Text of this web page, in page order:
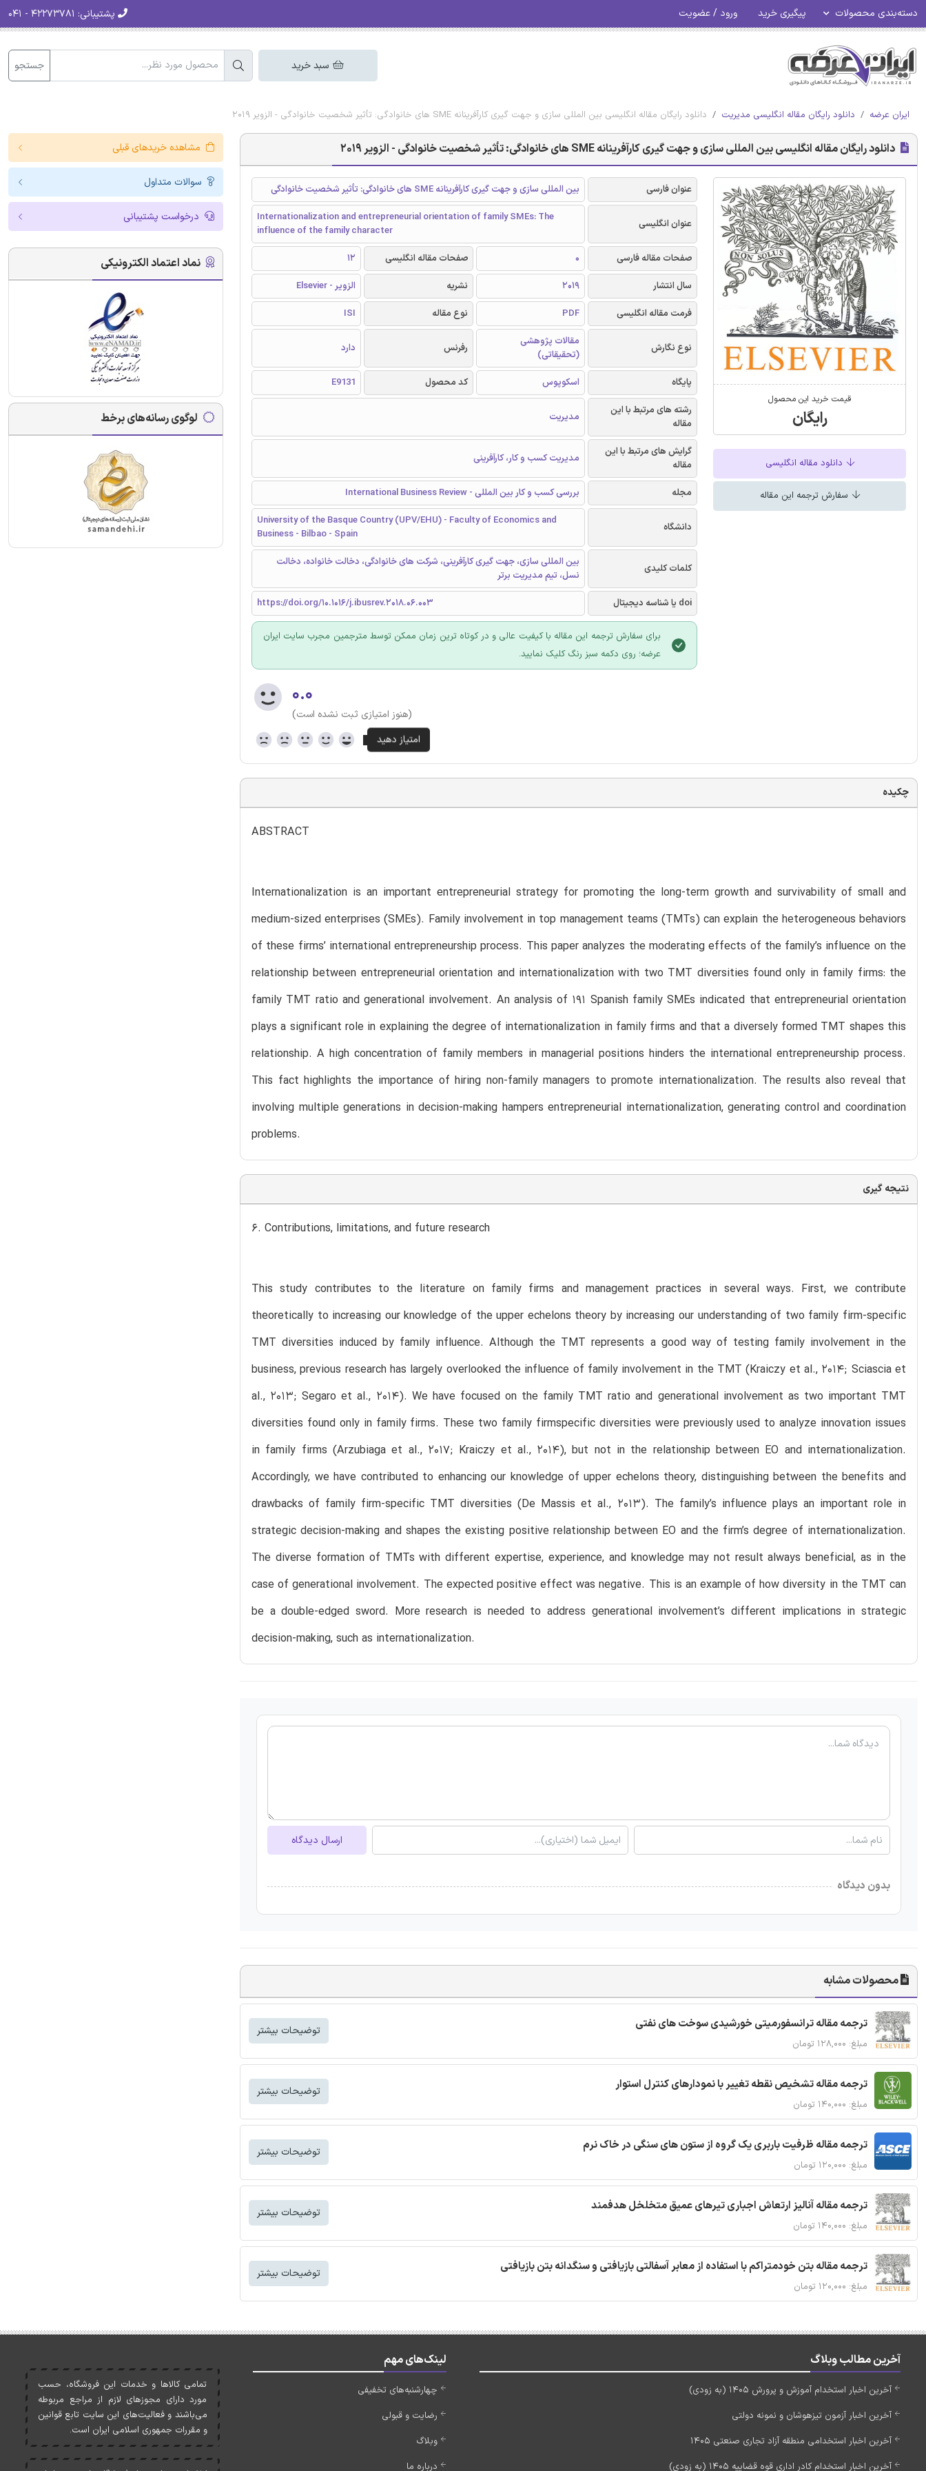
دسته‌بندی محصولات پیگیری خرید ورود / عضویت پشتیبانی:
سبد خرید جستجو
ایران عرضه دانلود رایگان مقاله انگلیسی مدیریت دانلود رایگان مقاله انگلیسی بین المللی سازی و جهت گیری کارآفرینانه SME های خانوادگی: تأثیر شخصیت خانوادگی - الزویر 2019
دانلود رایگان مقاله انگلیسی بین المللی سازی و جهت گیری کارآفرینانه SME های خانوادگی: تأثیر شخصیت خانوادگی - الزویر 2019
قیمت خرید این محصول
رایگان
دانلود مقاله انگلیسی
سفارش ترجمه این مقاله
عنوان فارسی بین المللی سازی و جهت گیری کارآفرینانه SME های خانوادگی: تأثیر شخصیت خانوادگی
عنوان انگلیسی
Internationalization and entrepreneurial orientation of family SMEs: The
influence of the family character
صفحات مقاله فارسی
0 صفحات مقاله انگلیسی
12
سال انتشار
2019 نشریه
الزویر - Elsevier
فرمت مقاله انگلیسی
PDF نوع مقاله ISI
نوع نگارش
مقالات پژوهشی
(تحقیقاتی)
رفرنس دارد
پایگاه اسکوپوس کد محصول
E9131
رشته های مرتبط با این
مقاله
مدیریت
گرایش های مرتبط با این
مقاله
مدیریت کسب و کار، کارآفرینی
مجله بررسی کسب و کار بین المللی - International Business Review
دانشگاه
University of the Basque Country (UPV/EHU) - Faculty of Economics and
Business - Bilbao - Spain
کلمات کلیدی
بین المللی سازی، جهت گیری کارآفرینی، شرکت های خانوادگی، دخالت خانواده، دخالت
نسل، تیم مدیریت برتر
doi یا شناسه دیجیتال
https://doi.org/10.1016/j.ibusrev.2018.06.003
برای سفارش ترجمه این مقاله با کیفیت عالی و در کوتاه ترین زمان ممکن توسط مترجمین مجرب سایت ایران
عرضه؛ روی دکمه سبز رنگ کلیک نمایید.
۰.۰
(هنوز امتیازی ثبت نشده است)
چکیده
ABSTRACT
Internationalization is an important entrepreneurial strategy for promoting the long-term growth and survivability of small and
medium-sized enterprises (SMEs). Family involvement in top management teams (TMTs) can explain the heterogeneous behaviors
of these firms’ international entrepreneurship process. This paper analyzes the moderating effects of the family’s influence on the
relationship between entrepreneurial orientation and internationalization with two TMT diversities found only in family firms: the
family TMT ratio and generational involvement. An analysis of 191 Spanish family SMEs indicated that entrepreneurial orientation
plays a significant role in explaining the degree of internationalization in family firms and that a diversely formed TMT shapes this
relationship. A high concentration of family members in managerial positions hinders the international entrepreneurship process.
This fact highlights the importance of hiring non-family managers to promote internationalization. The results also reveal that
involving multiple generations in decision-making hampers entrepreneurial internationalization, generating control and coordination
problems.
نتیجه گیری
6. Contributions, limitations, and future research
This study contributes to the literature on family firms and management practices in several ways. First, we contribute
theoretically to increasing our knowledge of the upper echelons theory by increasing our understanding of two family firm-specific
TMT diversities induced by family influence. Although the TMT represents a good way of testing family involvement in the
business, previous research has largely overlooked the influence of family involvement in the TMT (Kraiczy et al., 2014; Sciascia et
al., 2013; Segaro et al., 2014). We have focused on the family TMT ratio and generational involvement as two important TMT
diversities found only in family firms. These two family firmspecific diversities were previously used to analyze innovation issues
in family firms (Arzubiaga et al., 2017; Kraiczy et al., 2014), but not in the relationship between EO and internationalization.
Accordingly, we have contributed to enhancing our knowledge of upper echelons theory, distinguishing between the benefits and
drawbacks of family firm-specific TMT diversities (De Massis et al., 2013). The family’s influence plays an important role in
strategic decision-making and shapes the existing positive relationship between EO and the firm’s degree of internationalization.
The diverse formation of TMTs with different expertise, experience, and knowledge may not result always beneficial, as in the
case of generational involvement. The expected positive effect was negative. This is an example of how diversity in the TMT can
be a double-edged sword. More research is needed to address generational involvement’s different implications in strategic
decision-making, such as internationalization.
ارسال دیدگاه
بدون دیدگاه
محصولات مشابه
ترجمه مقاله ترانسفورمیتی خورشیدی سوخت های نفتی
مبلغ: ۱۲۸,۰۰۰ تومان
توضیحات بیشتر
ترجمه مقاله تشخیص نقطه تغییر با نمودارهای کنترل استوار
مبلغ: ۱۴۰,۰۰۰ تومان
توضیحات بیشتر
ترجمه مقاله ظرفیت باربری یک گروه از ستون های سنگی در خاک نرم
مبلغ: ۱۲۰,۰۰۰ تومان
توضیحات بیشتر
ترجمه مقاله آنالیز ارتعاش اجباری تیرهای عمیق متخلخل هدفمند
مبلغ: ۱۴۰,۰۰۰ تومان
توضیحات بیشتر
ترجمه مقاله بتن خودمتراکم با استفاده از معابر آسفالتی بازیافتی و سنگدانه بتن بازیافتی
مبلغ: ۱۲۰,۰۰۰ تومان
توضیحات بیشتر
مشاهده خریدهای قبلی
سوالات متداول
درخواست پشتیبانی
نماد اعتماد الکترونیکی
لوگوی رسانه‌های برخط
آخرین مطالب وبلاگ
آخرین اخبار استخدام آموزش و پرورش 1405 (به زودی)
آخرین اخبار آزمون تیزهوشان و نمونه دولتی
آخرین اخبار استخدامی منطقه آزاد تجاری صنعتی 1405
آخرین اخبار استخدام کادر اداری قوه قضاییه 1405 (به زودی)
لینک‌های مهم
چهارشنبه‌های تخفیفی
رضایت و قبولی
وبلاگ
درباره ما
تمامی کالاها و خدمات اين فروشگاه، حسب
مورد دارای مجوزهای لازم از مراجع مربوطه
می‌باشند و فعاليت‌های اين سايت تابع قوانين
و مقررات جمهوری اسلامی ايران است.